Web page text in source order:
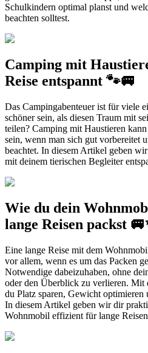
Schulkindern optimal planst und
beachten solltest.
Camping mit
Reise entspannt 🐾🚐
Das Campingabenteuer ist für viele
schöner sein, als diesen Traum mit
teilen? Camping mit Haustieren
sein, wenn man sich gut vorbereitet
beachtet. In diesem Artikel geben
mit deinem tierischen Begleiter
Wie du dein
lange Reisen packst
Eine lange Reise mit dem
vor allem, wenn es um das Packen
Notwendige dabeizuhaben, ohne
oder den Überblick zu verlieren. Mit
du Platz sparen, Gewicht optimieren
In diesem Artikel geben wir dir
Wohnmobil effizient für lange